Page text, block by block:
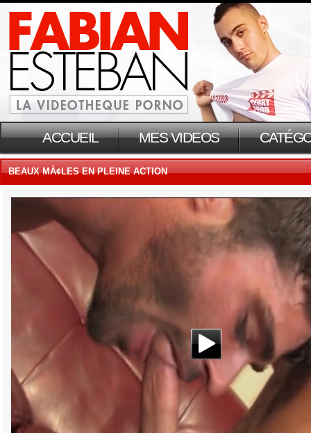
ACCUEIL MES VIDEOS
BEAUX MÀ¢LES EN PLEINE ACTION